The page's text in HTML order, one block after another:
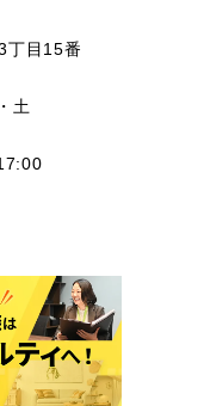
丁目15番
土